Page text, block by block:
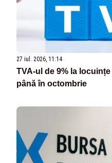
27 iul. 2026, 11:14
TVA-ul de 9% la
până în octombrie